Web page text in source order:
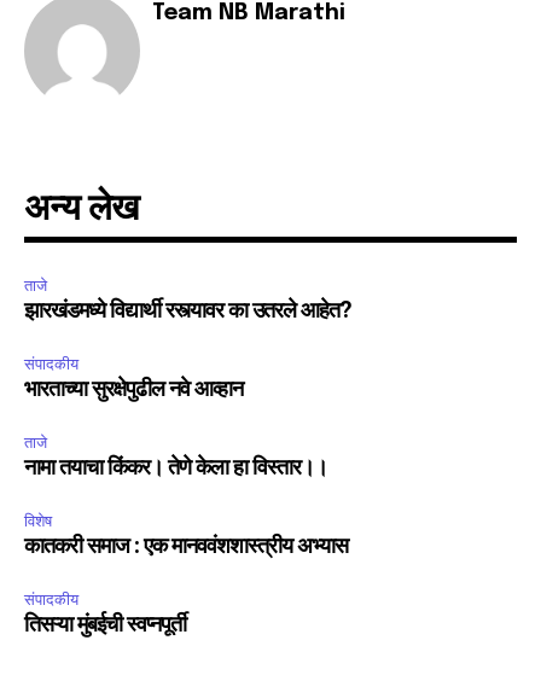
Join our community of
SUBSCRIBERS and be part of the
conversation.
your privacy and won't spam your inbox. Your information is
safe with us.
SUBSCRIBE
6,300 32,111
Team NB Marathi
अन्य लेख
ताजे
झारखंडमध्ये विद्यार्थी रस्त्यावर का उतरले आहेत?
संपादकीय
भारताच्या सुरक्षेपुढील नवे आव्हान
ताजे
नामा तयाचा किंकर। तेणे केला हा विस्तार।।
विशेष
कातकरी समाज : एक मानववंशशास्त्रीय अभ्यास
संपादकीय
तिसऱ्या मुंबईची स्वप्नपूर्ती